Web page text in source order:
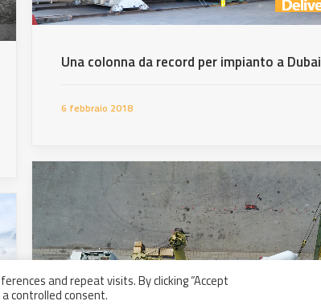
Una colonna da record per impianto a Dubai
6 febbraio 2018
and repeat visits. By clicking “Accept
controlled consent.